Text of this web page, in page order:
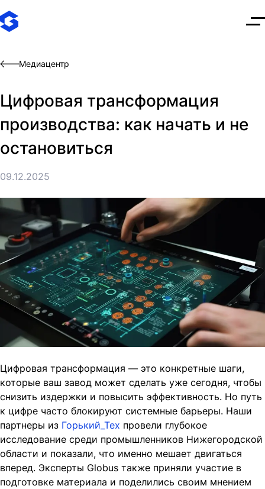
Медиацентр
Цифровая трансформация
производства: как начать и не
остановиться
09.12.2025
Цифровая трансформация — это конкретные шаги,
которые ваш завод может сделать уже сегодня, чтобы
снизить издержки и повысить эффективность. Но путь
к цифре часто блокируют системные барьеры. Наши
партнеры из Горький_Тех провели глубокое
исследование среди промышленников Нижегородской
области и показали, что именно мешает двигаться
вперед. Эксперты Globus также приняли участие в
подготовке материала и поделились своим мнением